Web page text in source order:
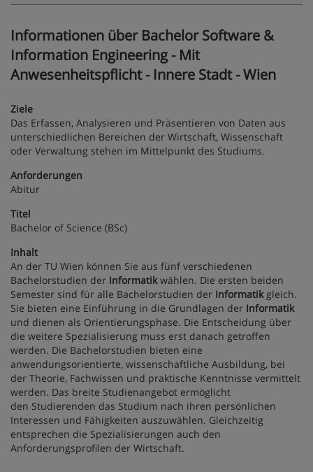
Informationen über Bachelor Software &
Information Engineering - Mit
Anwesenheitspflicht - Innere Stadt - Wien
Ziele
Das Erfassen, Analysieren und Präsentieren von Daten aus
unterschiedlichen Bereichen der Wirtschaft, Wissenschaft
oder Verwaltung stehen im Mittelpunkt des Studiums.
Anforderungen
Abitur
Titel
Bachelor of Science (BSc)
Inhalt
An der TU Wien können Sie aus fünf verschiedenen
Bachelorstudien der Informatikwählen. Die ersten beiden
Semester sind für alle Bachelorstudien der Informatikgleich.
Sie bieten eine Einführung in die Grundlagen der Informatik
und dienen als Orientierungsphase. Die Entscheidung über
die weitere Spezialisierung muss erst danach getroffen
werden. Die Bachelorstudien bieten eine
anwendungsorientierte, wissenschaftliche Ausbildung, bei
der Theorie, Fachwissen und praktische Kenntnisse vermittelt
werden. Das breite Studienangebot ermöglicht
den Studierenden das Studium nach ihren persönlichen
Interessen und Fähigkeiten auszuwählen. Gleichzeitig
entsprechen die Spezialisierungen auch den
Anforderungsprofilen der Wirtschaft.